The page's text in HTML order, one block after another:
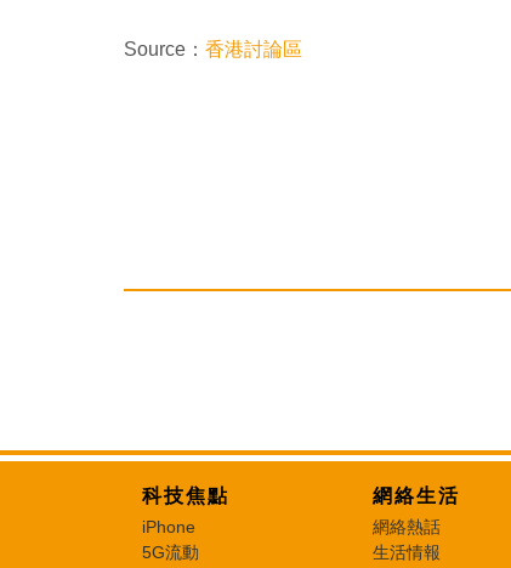
Source： 香港討論區
科技焦點
iPhone
5G流動
網絡生活
網絡熱話
生活情報